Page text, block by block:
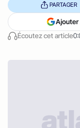
Écoutez cet article
PARTAGER
Ajouter